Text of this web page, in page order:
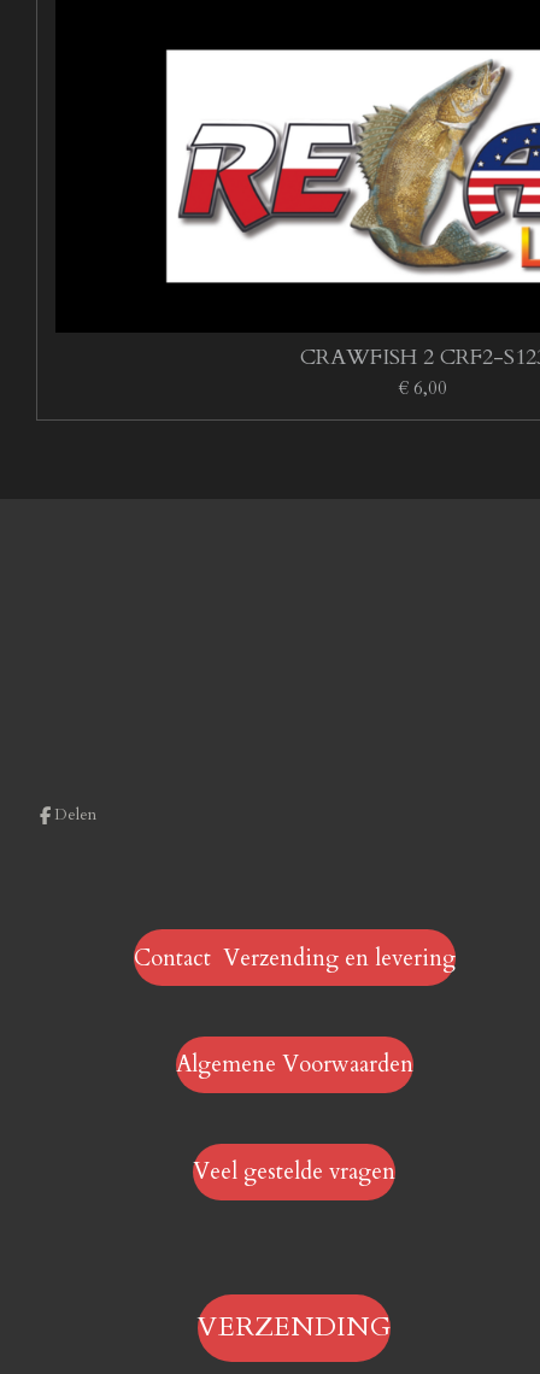
CRAWFISH 2 CRF2-
€ 6,00
Delen
Contact Verzending en levering
Algemene Voorwaarden
Veel gestelde vragen
VERZENDING